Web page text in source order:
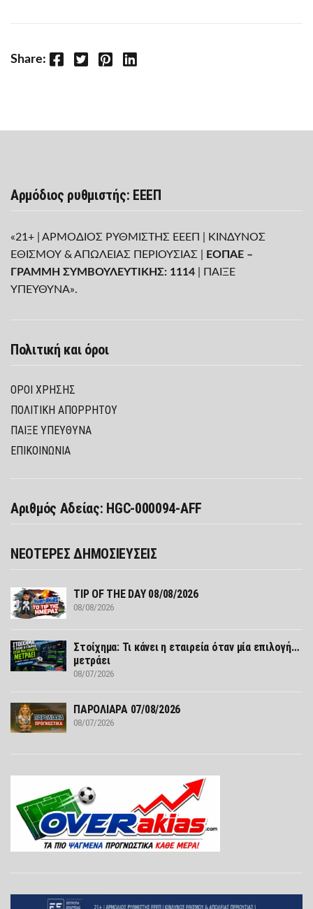
Share: Facebook Twitter Pinterest LinkedIn
Αρμόδιος ρυθμιστής: ΕΕΕΠ
«21+ | ΑΡΜΟΔΙΟΣ ΡΥΘΜΙΣΤΗΣ ΕΕΕΠ | ΚΙΝΔΥΝΟΣ
ΕΘΙΣΜΟΥ & ΑΠΩΛΕΙΑΣ ΠΕΡΙΟΥΣΙΑΣ |
ΕΟΠΑΕ –
ΓΡΑΜΜΗ ΣΥΜΒΟΥΛΕΥΤΙΚΗΣ: 1114 | ΠΑΙΞΕ
ΥΠΕΥΘΥΝΑ».
Πολιτική και όροι
ΌΡΟΙ ΧΡΉΣΗΣ
ΠΟΛΙΤΙΚΉ ΑΠΟΡΡΉΤΟΥ
ΠΑΊΞΕ ΥΠΕΎΘΥΝΑ
ΕΠΙΚΟΙΝΩΝΙΑ
Αριθμός Αδείας: HGC-000094-AFF
ΝΕΟΤΕΡΕΣ ΔΗΜΟΣΙΕΥΣΕΙΣ
TIP OF THE DAY 08/08/2026
08/08/2026
Στοίχημα: Τι κάνει η εταιρεία όταν μία επιλογή…
μετράει
08/07/2026
ΠΑΡΟΛΙΑΡΑ 07/08/2026
08/07/2026